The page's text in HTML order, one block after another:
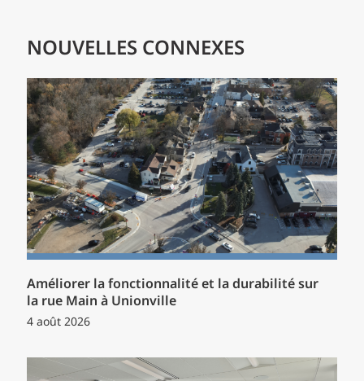
NOUVELLES CONNEXES
Améliorer la fonctionnalité et la durabilité sur
la rue Main à Unionville
4 août 2026